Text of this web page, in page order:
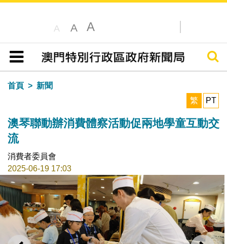
A A A
目錄
搜尋
首頁
新聞
繁
PT
澳琴聯動辦消費體察活動促兩地學童互動交
流
消費者委員會
2025-06-19 17:03